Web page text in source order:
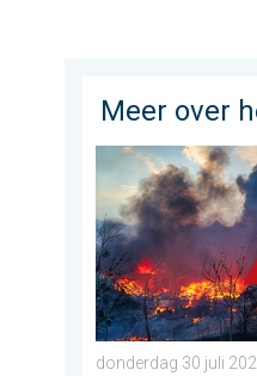
Meer over
Ook in Zuidoost-
donderdag 30 juli